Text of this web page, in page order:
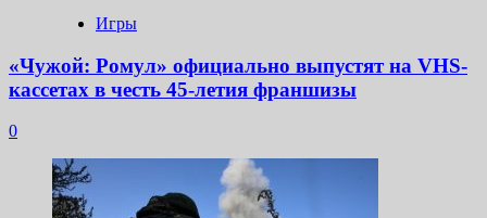
Игры
«Чужой: Ромул» официально выпустят на VHS-
кассетах в честь 45-летия франшизы
0